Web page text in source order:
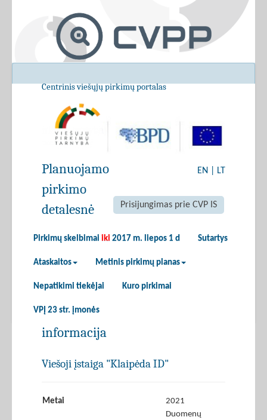
Centrinis viešųjų pirkimų portalas
EN LT
Prisijungimas prie CVP IS
Pirkimų skelbimai iki 2017 m. liepos 1 d Sutartys
Ataskaitos Metinis pirkimų planas
Nepatikimi tiekėjai Kuro pirkimai
VPĮ 23 str. įmonės
Planuojamo
pirkimo
detalesnė
informacija
Viešoji įstaiga "Klaipėda ID"
Metai 2021
Duomenų